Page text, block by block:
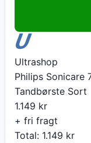
Ultrashop
Philips Sonicare
Tandbørste Sort
1.149 kr
+ fri fragt
Total: 1.149 kr